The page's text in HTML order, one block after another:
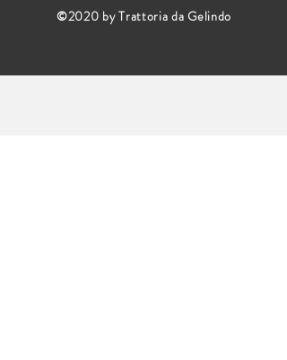
©2020 by Trattoria da Gelindo